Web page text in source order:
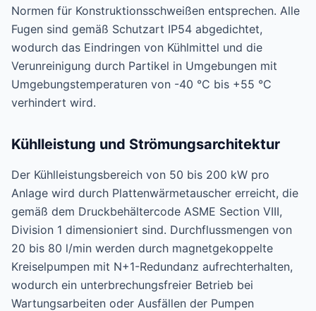
Normen für Konstruktionsschweißen entsprechen. Alle
Fugen sind gemäß Schutzart IP54 abgedichtet,
wodurch das Eindringen von Kühlmittel und die
Verunreinigung durch Partikel in Umgebungen mit
Umgebungstemperaturen von -40 °C bis +55 °C
verhindert wird.
Kühlleistung und Strömungsarchitektur
Der Kühlleistungsbereich von 50 bis 200 kW pro
Anlage wird durch Plattenwärmetauscher erreicht, die
gemäß dem Druckbehältercode ASME Section VIII,
Division 1 dimensioniert sind. Durchflussmengen von
20 bis 80 l/min werden durch magnetgekoppelte
Kreiselpumpen mit N+1-Redundanz aufrechterhalten,
wodurch ein unterbrechungsfreier Betrieb bei
Wartungsarbeiten oder Ausfällen der Pumpen